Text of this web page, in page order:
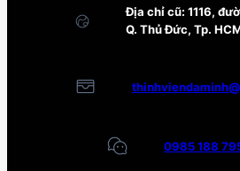
Địa chỉ cũ: 1116,
Q. Thủ Đức, Tp.
0985 188